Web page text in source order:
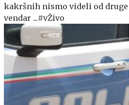
kakršnih nismo videli od druge
vendar ...#vŽivo